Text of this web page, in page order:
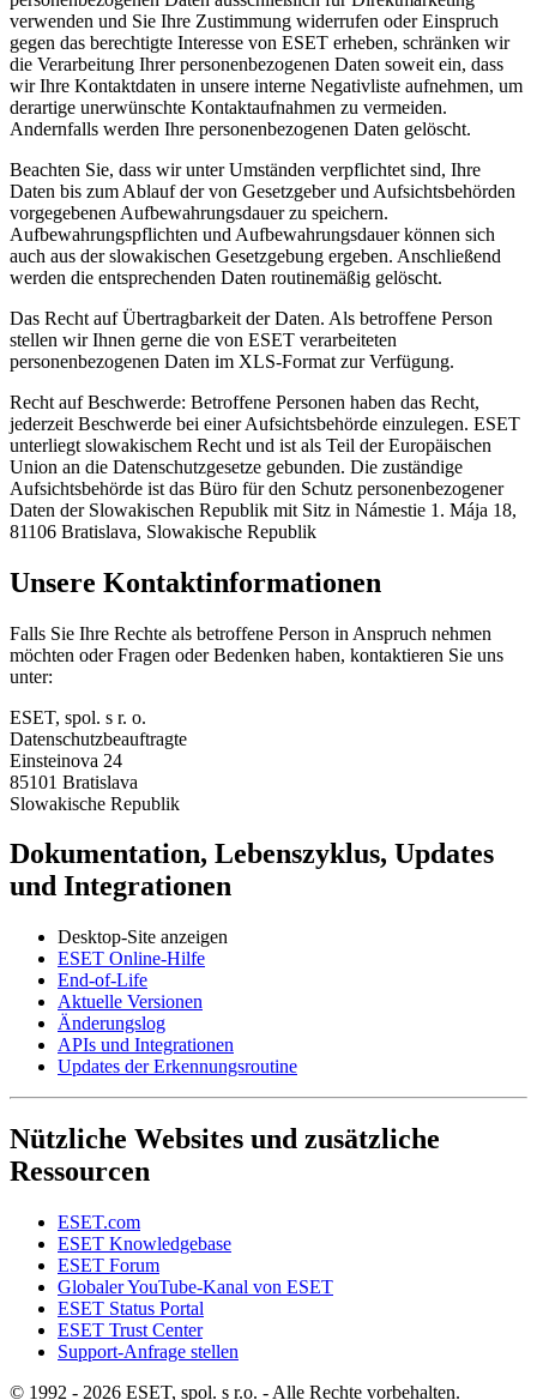
verwenden und Sie Ihre Zustimmung widerrufen oder Einspruch
gegen das berechtigte Interesse von ESET erheben, schränken wir
die Verarbeitung Ihrer personenbezogenen Daten soweit ein, dass
wir Ihre Kontaktdaten in unsere interne Negativliste aufnehmen, um
derartige unerwünschte Kontaktaufnahmen zu vermeiden.
Andernfalls werden Ihre personenbezogenen Daten gelöscht.
Beachten Sie, dass wir unter Umständen verpflichtet sind, Ihre
Daten bis zum Ablauf der von Gesetzgeber und Aufsichtsbehörden
vorgegebenen Aufbewahrungsdauer zu speichern.
Aufbewahrungspflichten und Aufbewahrungsdauer können sich
auch aus der slowakischen Gesetzgebung ergeben. Anschließend
werden die entsprechenden Daten routinemäßig gelöscht.
Das Recht auf Übertragbarkeit der Daten. Als betroffene Person
stellen wir Ihnen gerne die von ESET verarbeiteten
personenbezogenen Daten im XLS-Format zur Verfügung.
Recht auf Beschwerde: Betroffene Personen haben das Recht,
jederzeit Beschwerde bei einer Aufsichtsbehörde einzulegen. ESET
unterliegt slowakischem Recht und ist als Teil der Europäischen
Union an die Datenschutzgesetze gebunden. Die zuständige
Aufsichtsbehörde ist das Büro für den Schutz personenbezogener
Daten der Slowakischen Republik mit Sitz in Námestie 1. Mája 18,
81106 Bratislava, Slowakische Republik
Unsere Kontaktinformationen
Falls Sie Ihre Rechte als betroffene Person in Anspruch nehmen
möchten oder Fragen oder Bedenken haben, kontaktieren Sie uns
unter:
ESET, spol. s r. o.
Datenschutzbeauftragte
Einsteinova 24
85101 Bratislava
Slowakische Republik
Dokumentation, Lebenszyklus, Updates
und Integrationen
Desktop-Site anzeigen
ESET Online-Hilfe
End-of-Life
Aktuelle Versionen
Änderungslog
APIs und Integrationen
Updates der Erkennungsroutine
Nützliche Websites und zusätzliche
Ressourcen
ESET.com
ESET Knowledgebase
ESET Forum
Globaler YouTube-Kanal von ESET
ESET Status Portal
ESET Trust Center
Support-Anfrage stellen
© 1992 - 2026 ESET, spol. s r.o. - Alle Rechte vorbehalten.